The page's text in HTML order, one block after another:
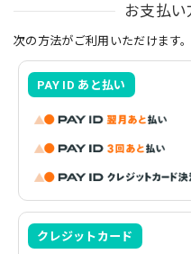
お支払
次の方法がご利用いただけます。
PAY ID あと払い
クレジットカード